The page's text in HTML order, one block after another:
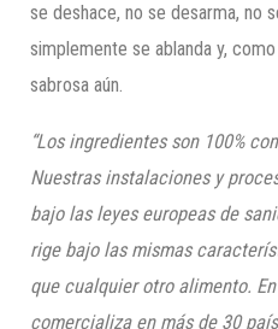
se deshace, no se desarma, no
simplemente se ablanda y,
sabrosa aún.
“Los ingredientes son 100%
Nuestras instalaciones y
bajo las leyes europeas de
rige bajo las mismas
que cualquier otro alimento.
comercializa en más de 30